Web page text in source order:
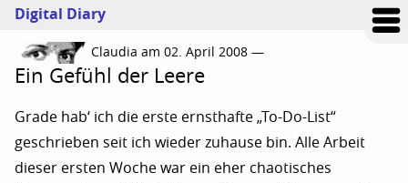
Digital Diary
Claudia am 02. April 2008 —
Ein Gefühl der Leere
Grade hab‘ ich die erste ernsthafte „To-Do-List“
geschrieben seit ich wieder zuhause bin. Alle Arbeit
dieser ersten Woche war ein eher chaotisches